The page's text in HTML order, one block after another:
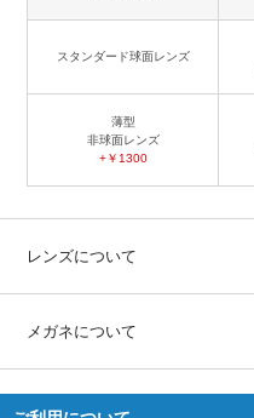
スタンダード球面レンズ
薄型
非球面レンズ
+￥1300
レンズについて
メガネについて